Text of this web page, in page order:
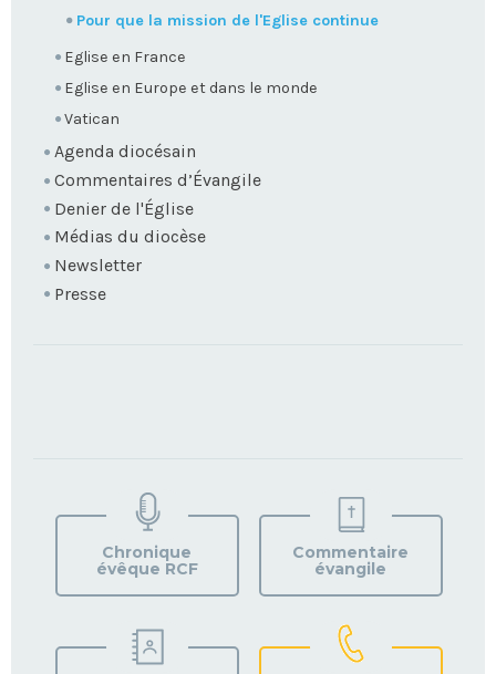
Pour que la mission de l'Eglise continue
Eglise en France
Eglise en Europe et dans le monde
Vatican
Agenda diocésain
Commentaires d’Évangile
Denier de l'Église
Médias du diocèse
Newsletter
Presse
VOTRE
PAROISSE
Chronique
évêque RCF
Commentaire
évangile